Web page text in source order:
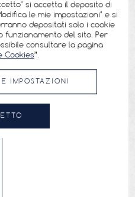
si accetta il deposito di
le mie impostazioni" e si
depositati solo i cookie
funzionamento del sito. Per
consultare la pagina
Cookies”.
IMPOSTAZIONI